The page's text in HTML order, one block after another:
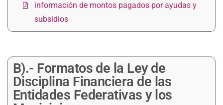
información de montos pagados por ayudas y
subsidios
B).- Formatos de la Ley de
Disciplina Financiera de las
Entidades Federativas y los